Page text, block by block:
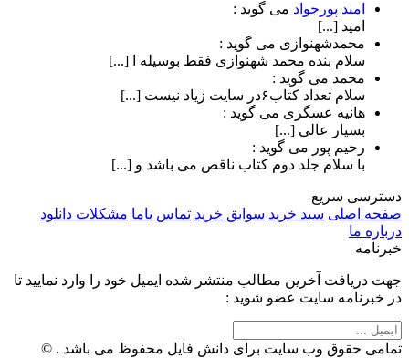
امید پورجواد می گوید :
امید [...]
محمدشهنوازی می گوید :
سلام بنده محمد شهنوازی فقط بوسیله ا [...]
محمد می گوید :
سلام تعداد کتاب۶در سایت زیاد نیست [...]
هانیه عسگری می گوید :
بسیار عالی [...]
رحیم پور می گوید :
با سلام جلد دوم کتاب ناقص می باشد و [...]
دسترسی سریع
صفحه اصلی سبد خرید سوابق خرید تماس باما مشکلات دانلود
درباره ما
خبرنامه
جهت دریافت آخرین مطالب منتشر شده ایمیل خود را وارد نمایید تا
در خبرنامه سایت عضو شوید :
تمامی حقوق وب سایت برای دانش فایل محفوظ می باشد . ©